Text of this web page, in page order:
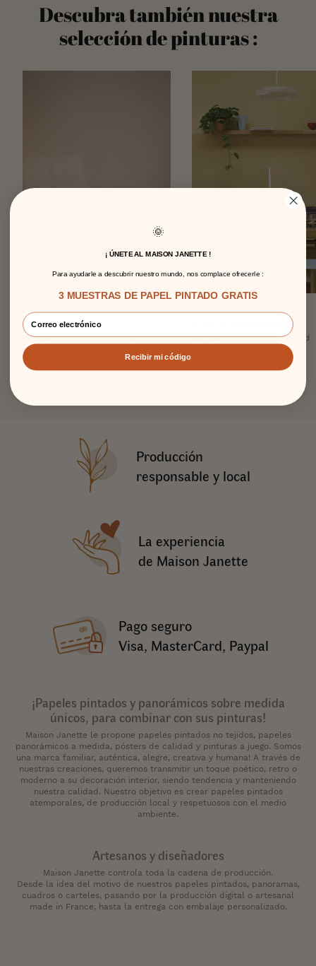
Descubra también nuestra
selección de pinturas :
Coloris DUNE
desde 39,00 € / unidad
Coloris TERRE D'OMBRE
desde 39,00 € / unidad
Producción
responsable y local
La experiencia
de Maison Janette
Pago seguro
Visa, MasterCard, Paypal
¡Papeles pintados y panorámicos sobre medida
únicos, para combinar con sus pinturas!
Maison Janette le propone papeles pintados no tejidos, papeles
panorámicos a medida, pósters de calidad y pinturas a juego. Somos
una marca familiar, auténtica, alegre, creativa y humana! A través de
nuestras creaciones, queremos transmitir un toque poético, retro o
moderno a su decoración interior, siendo tendencia y manteniendo
nuestra calidad. Nuestro objetivo es crear papeles pintados
atemporales, de producción local y respetuosos con el medio
ambiente.
Artesanos y diseñadores
Maison Janette controla toda la cadena de producción.
Desde la idea del motivo de nuestros papeles pintados, panoramas,
cuadros o carteles, pasando por la producción digital o artesanal
made in France, hasta la entrega con embalaje personalizado.
🌞
¡ ÚNETE AL MAISON JANETTE !
Para ayudarle a descubrir nuestro mundo, nos complace ofrecerle :
3 MUESTRAS DE PAPEL PINTADO GRATIS
Recibir mi código